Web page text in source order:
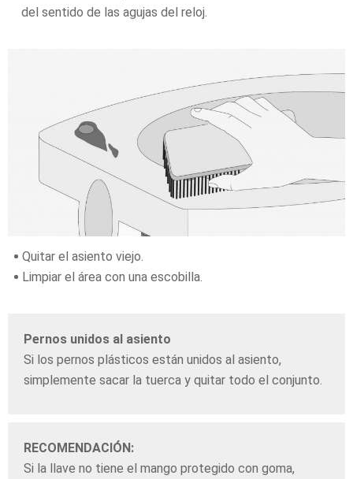
del sentido de las agujas del reloj.
Quitar el asiento viejo.
Limpiar el área con una escobilla.
Pernos unidos al asiento
Si los pernos plásticos están unidos al asiento,
simplemente sacar la tuerca y quitar todo el conjunto.
RECOMENDACIÓN:
Si la llave no tiene el mango protegido con goma,